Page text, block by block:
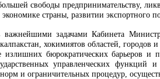
свободы предпринимательству,
страны, развитии экспортного
важнейшими задачами Кабинета
хокимиятов областей, городов
излишних бюрократических барьеров и
управленческих функций
и ограничительных процедур,